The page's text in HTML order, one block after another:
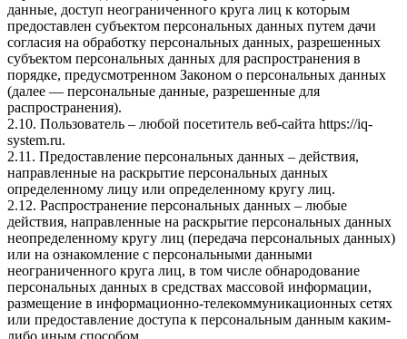
данные, доступ неограниченного круга лиц к которым
предоставлен субъектом персональных данных путем дачи
согласия на обработку персональных данных, разрешенных
субъектом персональных данных для распространения в
порядке, предусмотренном Законом о персональных данных
(далее — персональные данные, разрешенные для
распространения).
2.10. Пользователь – любой посетитель веб-сайта https://iq-
system.ru.
2.11. Предоставление персональных данных – действия,
направленные на раскрытие персональных данных
определенному лицу или определенному кругу лиц.
2.12. Распространение персональных данных – любые
действия, направленные на раскрытие персональных данных
неопределенному кругу лиц (передача персональных данных)
или на ознакомление с персональными данными
неограниченного круга лиц, в том числе обнародование
персональных данных в средствах массовой информации,
размещение в информационно-телекоммуникационных сетях
или предоставление доступа к персональным данным каким-
либо иным способом.